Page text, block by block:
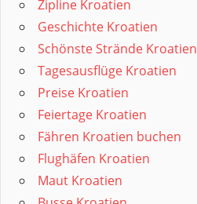
Zipline Kroatien
Geschichte Kroatien
Schönste Strände Kroatien
Tagesausflüge Kroatien
Preise Kroatien
Feiertage Kroatien
Fähren Kroatien buchen
Flughäfen Kroatien
Maut Kroatien